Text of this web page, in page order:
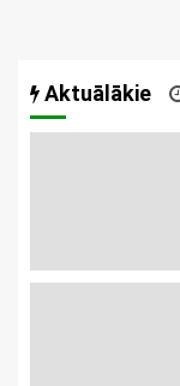
Aktuālākie